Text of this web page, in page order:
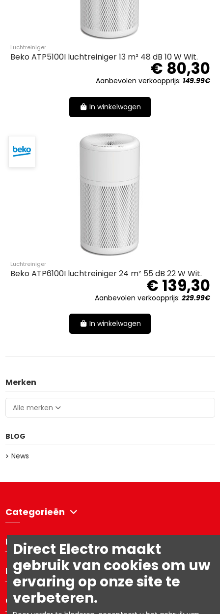
Luchtreiniger
Beko ATP5100I luchtreiniger 13 m² 48 dB 10 W Wit.
€ 80,30
Aanbevolen verkoopprijs: 149.99€
In winkelwagen
Luchtreiniger
Beko ATP6100I luchtreiniger 24 m² 55 dB 22 W Wit.
€ 139,30
Aanbevolen verkoopprijs: 229.99€
In winkelwagen
Merken
Alle merken
BLOG
News
Categorieën
Directelectro
Mijn account
Contacteer ons
Direct Electro maakt
gebruik van cookies om uw
ervaring op onze site te
verbeteren.